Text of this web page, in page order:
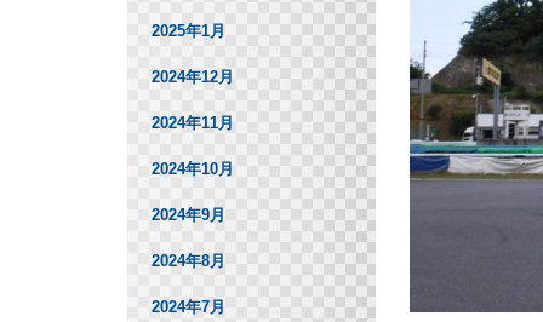
2025年1月
2024年12月
2024年11月
2024年10月
2024年9月
2024年8月
2024年7月